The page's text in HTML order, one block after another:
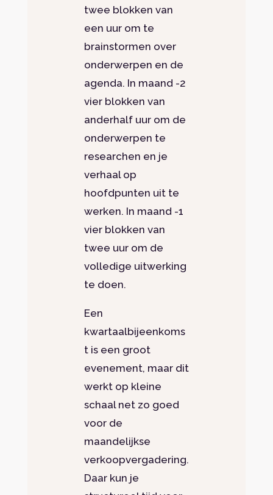
twee blokken van
een uur om te
brainstormen over
onderwerpen en de
agenda. In maand -2
vier blokken van
anderhalf uur om de
onderwerpen te
researchen en je
verhaal op
hoofdpunten uit te
werken. In maand -1
vier blokken van
twee uur om de
volledige uitwerking
te doen.
Een
kwartaalbijeenkoms
t is een groot
evenement, maar dit
werkt op kleine
schaal net zo goed
voor de
maandelijkse
verkoopvergadering.
Daar kun je